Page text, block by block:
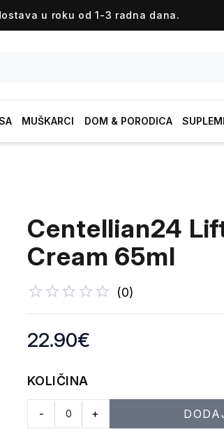
u roku od 1-3 radna dana.
MUŠKARCI DOM & PORODICA
Centellian24
Cream 65ml
(0)
Product information
22.90€
KOLIČINA
- +